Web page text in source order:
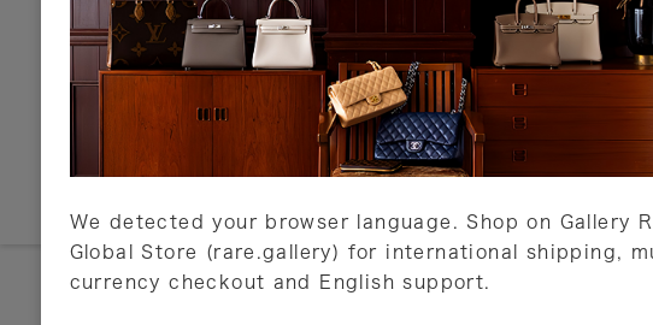
We detected your browser language. Shop on Gallery
Global Store (rare.gallery) for international shipping,
currency checkout and English support.
クレジットカード
ショッピングローン
銀行振込・郵便振替
代金引換
Amazon Pay
PayPay
店頭支払い
詳しくはこちら
ご注文
営業日
が一
詳しく